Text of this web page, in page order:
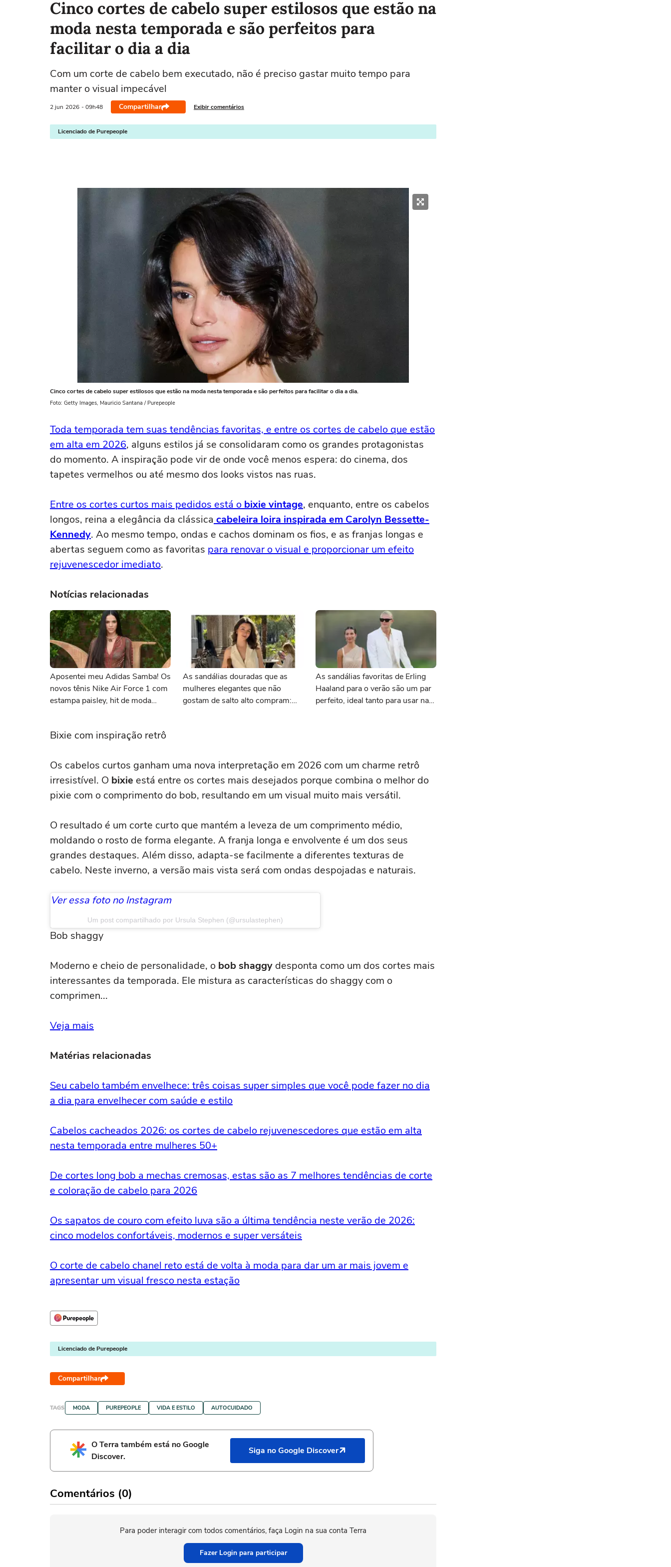
Cinco cortes de cabelo super estilosos que estão na
moda nesta temporada e são perfeitos para
facilitar o dia a dia
Com um corte de cabelo bem executado, não é preciso gastar muito tempo para
manter o visual impecável
2 jun 2026 - 09h48 Compartilhar Exibir comentários
Licenciado de Purepeople
Cinco cortes de cabelo super estilosos que estão na moda nesta temporada e são perfeitos para facilitar o dia a dia.
Foto: Getty Images, Mauricio Santana / Purepeople
Toda temporada tem suas tendências favoritas, e entre os cortes de cabelo que estão
em alta em 2026, alguns estilos já se consolidaram como os grandes protagonistas
do momento. A inspiração pode vir de onde você menos espera: do cinema, dos
tapetes vermelhos ou até mesmo dos looks vistos nas ruas.
Entre os cortes curtos mais pedidos está o bixie vintage, enquanto, entre os cabelos
longos, reina a elegância da clássica cabeleira loira inspirada em Carolyn Bessette-
Kennedy. Ao mesmo tempo, ondas e cachos dominam os fios, e as franjas longas e
abertas seguem como as favoritas para renovar o visual e proporcionar um efeito
rejuvenescedor imediato.
Notícias relacionadas
Aposentei meu Adidas Samba! Os
novos tênis Nike Air Force 1 com
estampa paisley, hit de moda
meus looks boho chic
As sandálias douradas que as
mulheres elegantes que não
gostam de salto alto compram:
As sandálias favoritas de Erling
Haaland para o verão são um par
perfeito, ideal tanto para usar na
Bixie com inspiração retrô
Os cabelos curtos ganham uma nova interpretação em 2026 com um charme retrô
irresistível. O bixie está entre os cortes mais desejados porque combina o melhor do
pixie com o comprimento do bob, resultando em um visual muito mais versátil.
O resultado é um corte curto que mantém a leveza de um comprimento médio,
moldando o rosto de forma elegante. A franja longa e envolvente é um dos seus
grandes destaques. Além disso, adapta-se facilmente a diferentes texturas de
cabelo. Neste inverno, a versão mais vista será com ondas despojadas e naturais.
Ver essa foto no Instagram
Um post compartilhado por Ursula Stephen (@ursulastephen)
Bob shaggy
Moderno e cheio de personalidade, o bob shaggy desponta como um dos cortes mais
interessantes da temporada. Ele mistura as características do shaggy com o
comprimen...
Veja mais
Matérias relacionadas
Seu cabelo também envelhece: três coisas super simples que você pode fazer no dia
a dia para envelhecer com saúde e estilo
Cabelos cacheados 2026: os cortes de cabelo rejuvenescedores que estão em alta
nesta temporada entre mulheres 50+
De cortes long bob a mechas cremosas, estas são as 7 melhores tendências de corte
e coloração de cabelo para 2026
Os sapatos de couro com efeito luva são a última tendência neste verão de 2026:
cinco modelos confortáveis, modernos e super versáteis
O corte de cabelo chanel reto está de volta à moda para dar um ar mais jovem e
apresentar um visual fresco nesta estação
Licenciado de Purepeople
Compartilhar
TAGS MODA PUREPEOPLE VIDA E ESTILO AUTOCUIDADO
O Terra também está no Google
Discover.
Siga no Google Discover
Comentários (0)
Para poder interagir com todos comentários, faça Login na sua conta Terra
Fazer Login para participar